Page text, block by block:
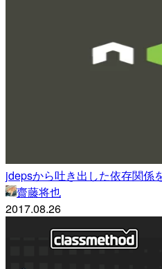
jdepsから吐き出した依存関係
齋藤将也
2017.08.26